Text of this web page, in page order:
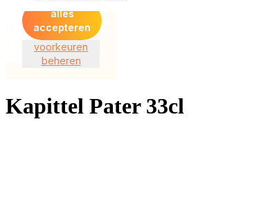
Kapittel Pater 33cl